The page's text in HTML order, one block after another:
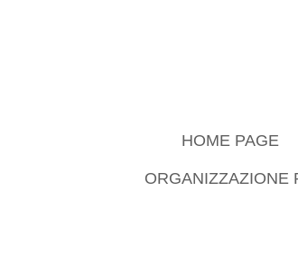
HOME PAGE
ORGANIZZAZIONE